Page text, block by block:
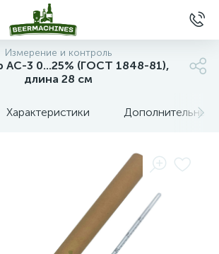
Измерение и контроль
АС-3 0...25% (ГОСТ 1848-81),
длина 28 см
Характеристики Дополнительные